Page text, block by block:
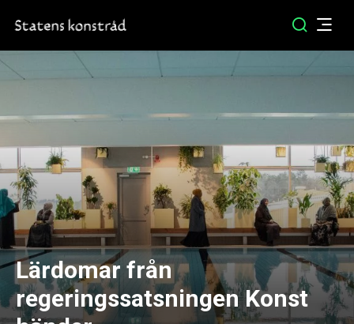
Lärdomar från
regeringssatsningen Konst